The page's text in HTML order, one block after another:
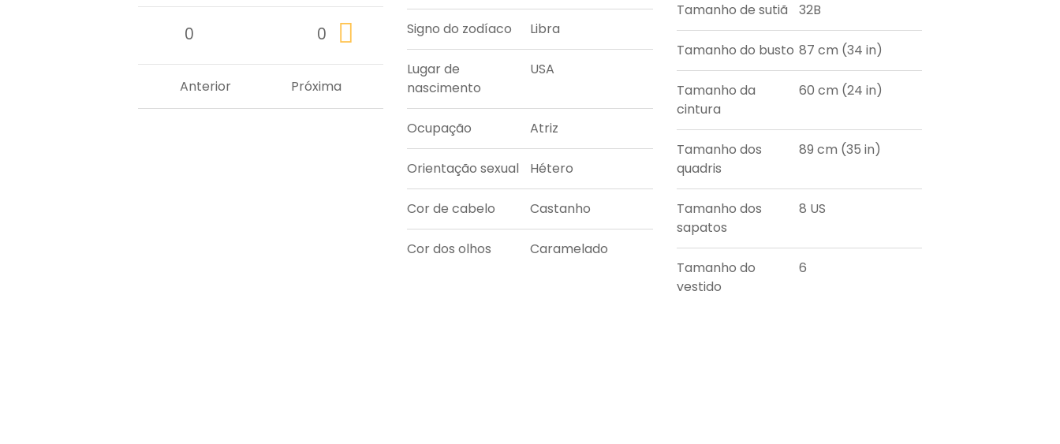
0 0
Próxima
Anterior
Signo do zodíaco Libra
Lugar de
nascimento
USA
Ocupação Atriz
Orientação sexual Hétero
Cor de cabelo Castanho
Cor dos olhos Caramelado
Tamanho de sutiã 32B
Tamanho do busto 87 cm (34 in)
Tamanho da
cintura
60 cm (24 in)
Tamanho dos
quadris
89 cm (35 in)
Tamanho dos
sapatos
8 US
Tamanho do
vestido
6